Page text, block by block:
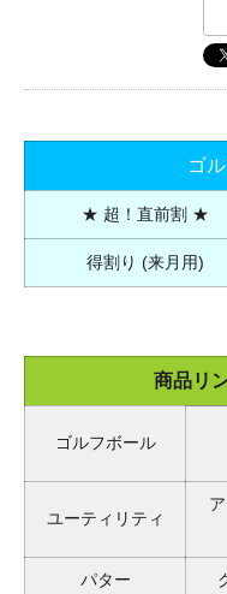
ゴ
★ 超！直前割 ★
得割り (来月用)
商品リ
ゴルフボール
ユーティリティ
パター